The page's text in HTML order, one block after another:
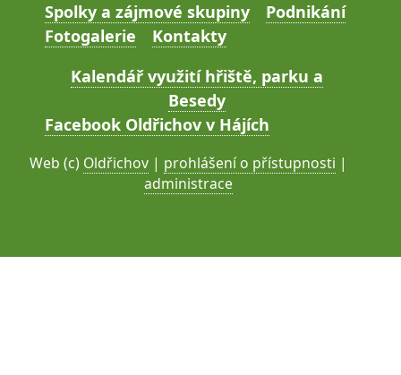
Spolky a zájmové skupiny
Podnikání
Fotogalerie
Kontakty
Kalendář využití hřiště, parku a
Besedy
Facebook Oldřichov v Hájích
Web (c) Oldřichov | prohlášení o přístupnosti |
administrace